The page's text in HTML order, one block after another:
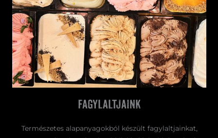
fagylaltjaink
Természetes alapanyagokból készült fagylaltjainkat,